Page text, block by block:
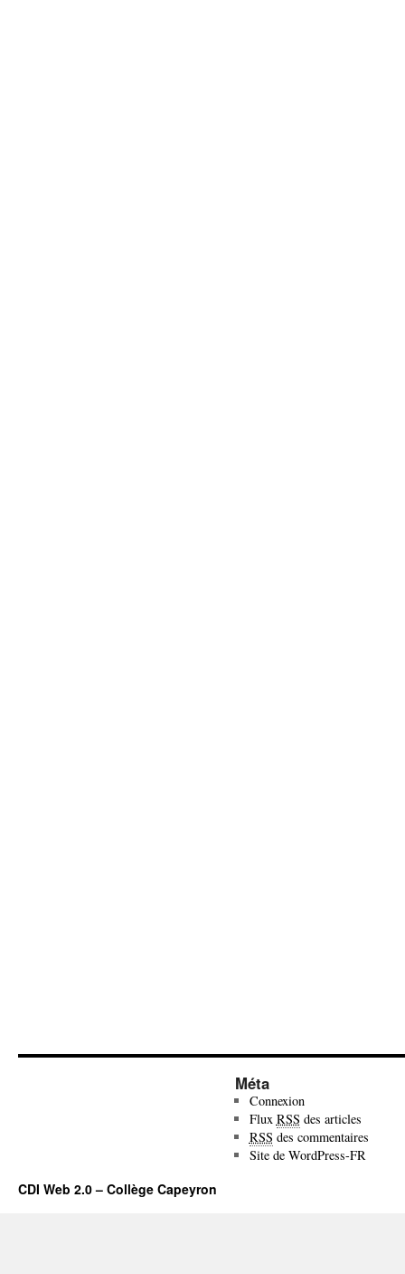
Méta
Connexion
Flux RSS des articles
RSS des commentaires
Site de WordPress-FR
CDI Web 2.0 – Collège Capeyron